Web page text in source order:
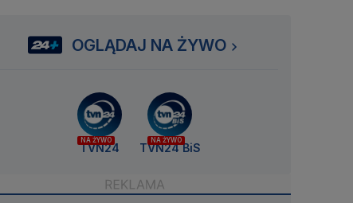
OGLĄDAJ NA ŻYWO
NA ŻYWO
TVN24
NA ŻYWO
TVN24 BiS